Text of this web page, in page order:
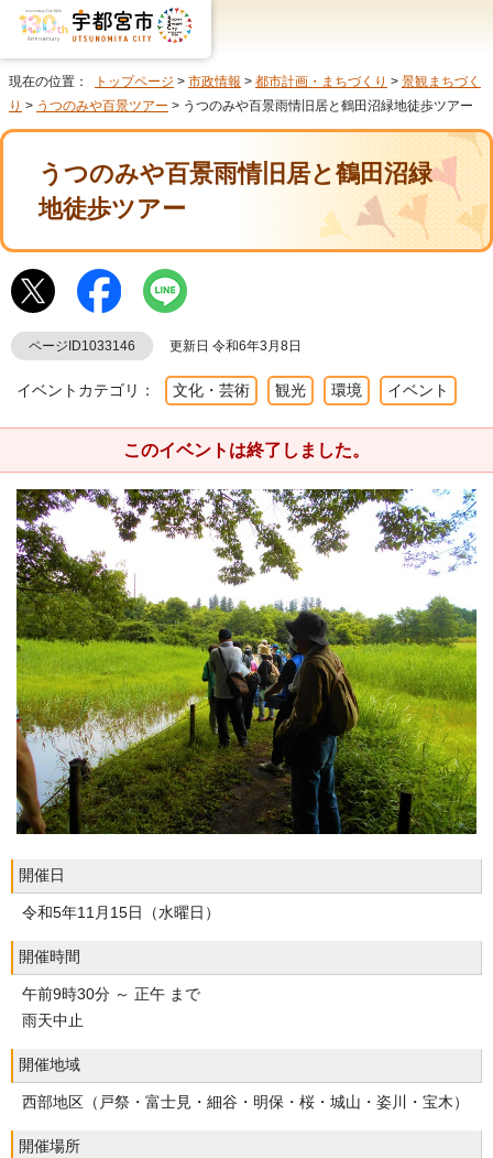
現在の位置： トップページ > 市政情報 > 都市計画・まちづくり > 景観まちづく
り > うつのみや百景ツアー > うつのみや百景雨情旧居と鶴田沼緑地徒歩ツアー
うつのみや百景雨情旧居と鶴田沼緑
地徒歩ツアー
ページID1033146 更新日 令和6年3月8日
イベントカテゴリ： 文化・芸術 観光 環境 イベント
このイベントは終了しました。
開催日
令和5年11月15日（水曜日）
開催時間
午前9時30分 ～ 正午 まで
雨天中止
開催地域
西部地区（戸祭・富士見・細谷・明保・桜・城山・姿川・宝木）
開催場所